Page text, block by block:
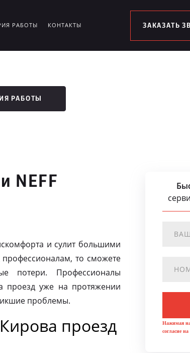
РАБОТЫ КОНТАКТЫ ЗАКАЗАТЬ
РАБОТЫ
NEFF
и сулит большими
то сможете
потери. Профессионалы
проезд уже на протяжении
проблемы.
проезд
Нажимая
согласие